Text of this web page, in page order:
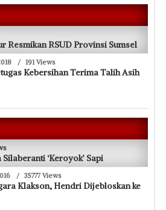
Resmikan RSUD Provinsi Sumsel
/ 191 Views
Kebersihan Terima Talih Asih
‘Keroyok’ Sapi
/ 35777 Views
Klakson, Hendri Dijebloskan ke